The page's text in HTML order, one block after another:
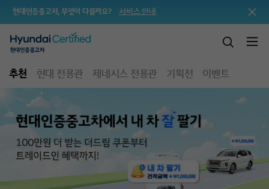
현대인증중고차, 무엇이 다를까요? 서비스 안내
추천 현대 전용관 제네시스 전용관 기획전 이벤트